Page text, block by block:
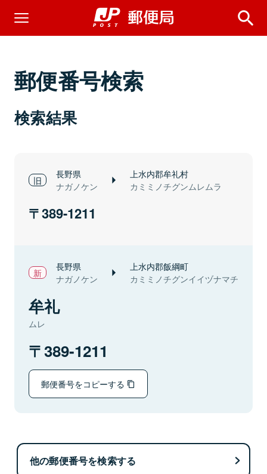
郵便番号検索
検索結果
長野県
ナガノケン
上水内郡牟礼村
カミミノチグンムレムラ
389-1211
長野県
ナガノケン
上水内郡飯綱町
カミミノチグンイイヅナマチ
牟礼
ムレ
389-1211
郵便番号をコピーする
他の郵便番号を検索する